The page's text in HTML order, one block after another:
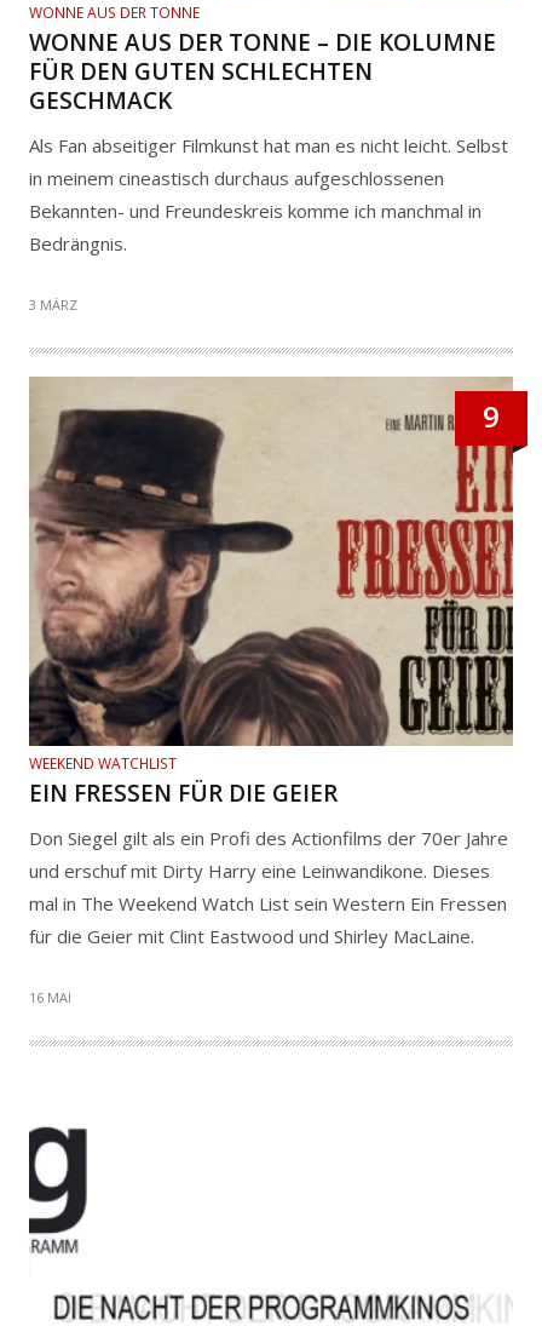
WONNE AUS DER TONNE
WONNE AUS DER TONNE – DIE KOLUMNE
FÜR DEN GUTEN SCHLECHTEN
GESCHMACK
Als Fan abseitiger Filmkunst hat man es nicht leicht. Selbst
in meinem cineastisch durchaus aufgeschlossenen
Bekannten- und Freundeskreis komme ich manchmal in
Bedrängnis.
3 MÄRZ
9
WEEKEND WATCHLIST
EIN FRESSEN FÜR DIE GEIER
Don Siegel gilt als ein Profi des Actionfilms der 70er Jahre
und erschuf mit Dirty Harry eine Leinwandikone. Dieses
mal in The Weekend Watch List sein Western Ein Fressen
für die Geier mit Clint Eastwood und Shirley MacLaine.
16 MAI